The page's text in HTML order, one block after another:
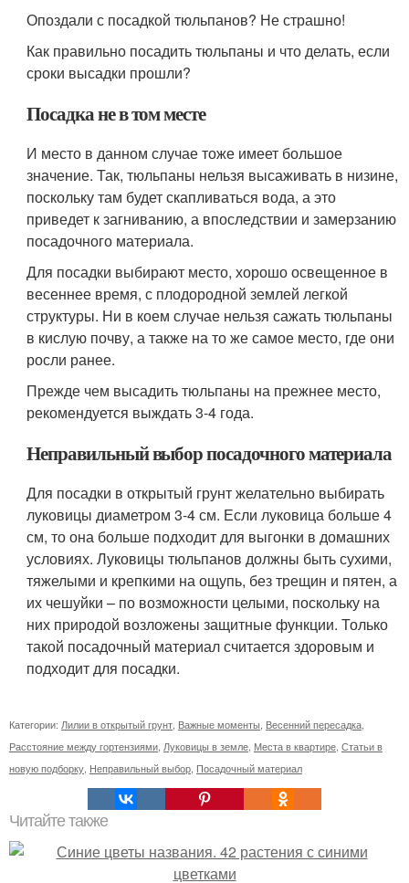
Опоздали с посадкой тюльпанов? Не страшно!
Как правильно посадить тюльпаны и что делать, если
сроки высадки прошли?
Посадка не в том месте
И место в данном случае тоже имеет большое
значение. Так, тюльпаны нельзя высаживать в низине,
поскольку там будет скапливаться вода, а это
приведет к загниванию, а впоследствии и замерзанию
посадочного материала.
Для посадки выбирают место, хорошо освещенное в
весеннее время, с плодородной землей легкой
структуры. Ни в коем случае нельзя сажать тюльпаны
в кислую почву, а также на то же самое место, где они
росли ранее.
Прежде чем высадить тюльпаны на прежнее место,
рекомендуется выждать 3-4 года.
Неправильный выбор посадочного материала
Для посадки в открытый грунт желательно выбирать
луковицы диаметром 3-4 см. Если луковица больше 4
см, то она больше подходит для выгонки в домашних
условиях. Луковицы тюльпанов должны быть сухими,
тяжелыми и крепкими на ощупь, без трещин и пятен, а
их чешуйки – по возможности целыми, поскольку на
них природой возложены защитные функции. Только
такой посадочный материал считается здоровым и
подходит для посадки.
Категории: Лилии в открытый грунт Важные моменты Весенний пересадка
Расстояние между гортензиями Луковицы в земле Места в квартире Статьи в
новую подборку Неправильный выбор Посадочный материал
Читайте также